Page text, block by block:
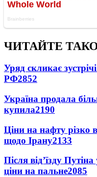
ЧИТАЙТЕ
Уряд скликає
РФ2852
Україна продала
купила2190
Ціни на нафту різко
щодо Ірану2133
Після від’їзду
ціни на пальне2085